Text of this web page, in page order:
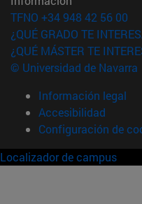
TFNO +34 948 42 56 00
¿QUÉ GRADO TE
¿QUÉ MÁSTER TE
© Universidad de Navarra
Información legal
Accesibilidad
Configuración de
Localizador de campus